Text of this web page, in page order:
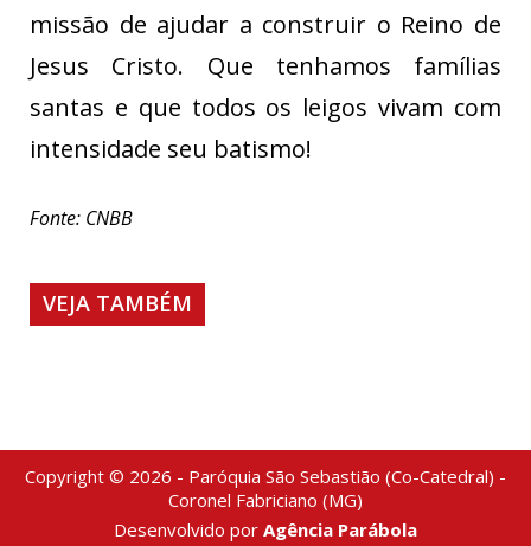
missão de ajudar a construir o Reino de
Jesus Cristo. Que tenhamos famílias
santas e que todos os leigos vivam com
intensidade seu batismo!
Fonte: CNBB
VEJA TAMBÉM
Copyright © 2026 - Paróquia São Sebastião (Co-Catedral) -
Coronel Fabriciano (MG)
Desenvolvido por Agência Parábola